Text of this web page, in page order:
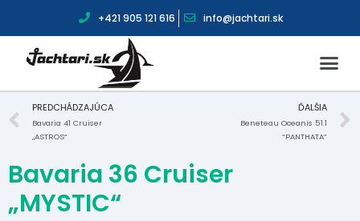
+421 905 121 616 info@jachtari.sk
PREDCHÁDZAJÚCA
Bavaria 41 Cruiser
„ASTROS“
ĎALŠIA
Beneteau Oceanis 51.1
“PANTHATA”
Bavaria 36 Cruiser
„MYSTIC“